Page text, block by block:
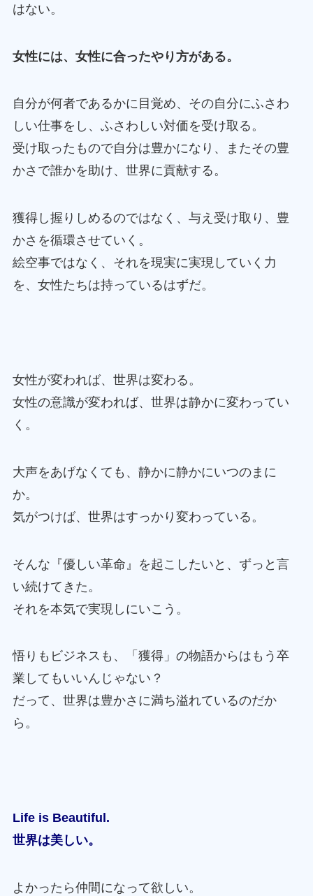
はない。
女性には、女性に合ったやり方がある。
自分が何者であるかに目覚め、その自分にふさわ
しい仕事をし、ふさわしい対価を受け取る。
受け取ったもので自分は豊かになり、またその豊
かさで誰かを助け、世界に貢献する。
獲得し握りしめるのではなく、与え受け取り、豊
かさを循環させていく。
絵空事ではなく、それを現実に実現していく力
を、女性たちは持っているはずだ。
女性が変われば、世界は変わる。
女性の意識が変われば、世界は静かに変わってい
く。
大声をあげなくても、静かに静かにいつのまに
か。
気がつけば、世界はすっかり変わっている。
そんな『優しい革命』を起こしたいと、ずっと言
い続けてきた。
それを本気で実現しにいこう。
悟りもビジネスも、「獲得」の物語からはもう卒
業してもいいんじゃない？
だって、世界は豊かさに満ち溢れているのだか
ら。
Life is Beautiful.
世界は美しい。
よかったら仲間になって欲しい。